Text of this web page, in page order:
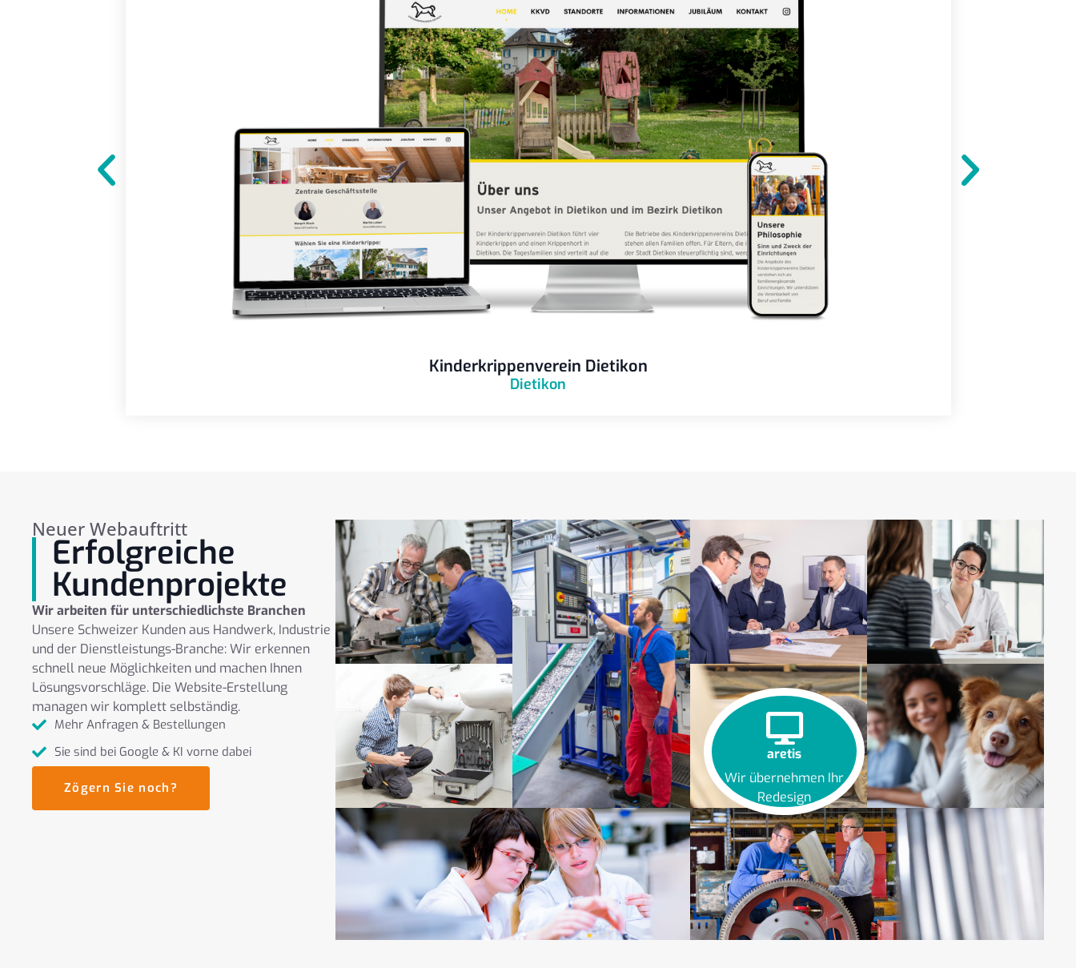
Kinderkrippenverein Dietikon
Dietikon
Neuer Webauftritt
Erfolgreiche
Kundenprojekte
Wir arbeiten für unterschiedlichste Branchen
Unsere Schweizer Kunden aus Handwerk, Industrie
und der Dienstleistungs-Branche: Wir erkennen
schnell neue Möglichkeiten und machen Ihnen
Lösungsvorschläge. Die Website-Erstellung
managen wir komplett selbständig.
Mehr Anfragen & Bestellungen
Sie sind bei Google & KI vorne dabei
Zögern Sie noch?
aretis
Wir übernehmen Ihr
Redesign